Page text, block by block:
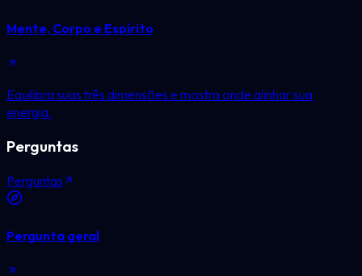
Mente, Corpo e Espírito
Equilibra suas três dimensões e mostra onde alinhar sua
energia.
Perguntas
Perguntas
Pergunta geral